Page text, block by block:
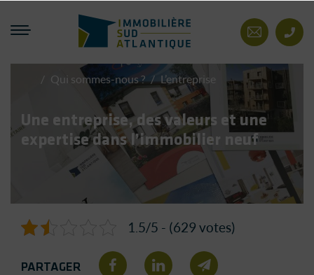
Immobilière Sud Contact
Immobilière
Atlantique
/ Qui sommes-nous ? / L’entreprise
Une entreprise, des valeurs et une
expertise dans l’immobilier neuf
1.5/5 - (629 votes)
PARTAGER